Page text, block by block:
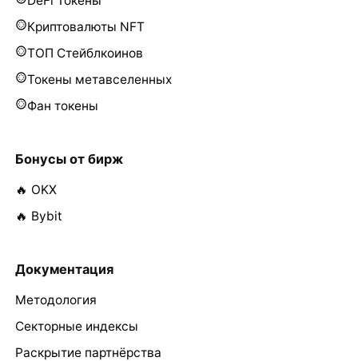
Криптовалюты NFT
ТОП Стейблкоинов
Токены метавселенных
Фан токены
Бонусы от бирж
🔥 OKX
🔥 Bybit
Документация
Методология
Секторные индексы
Раскрытие партнёрства